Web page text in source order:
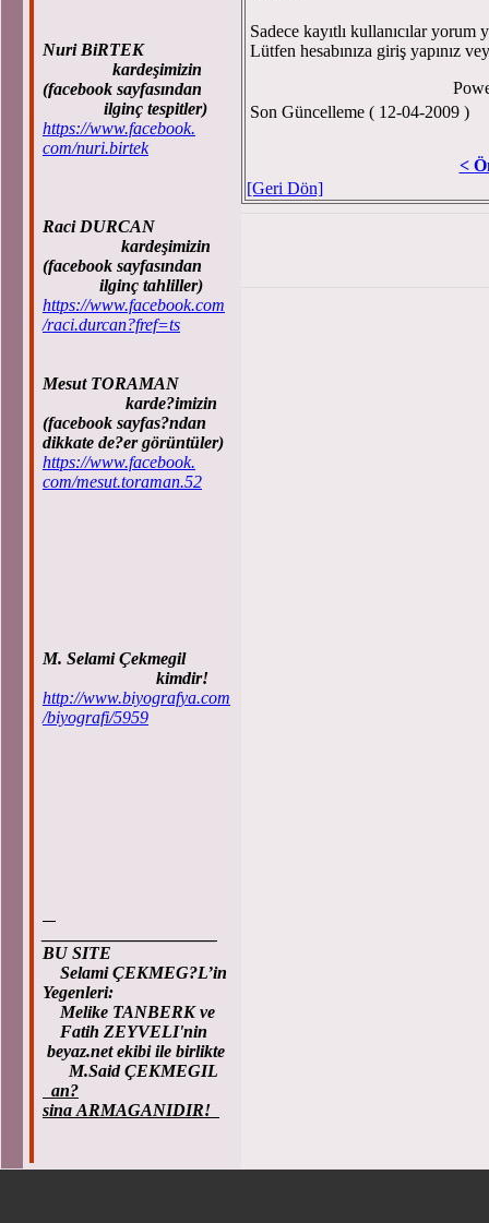
Nuri BiRTEK
kardeşimizin
(facebook sayfasından
ilginç tespitler)
https://www.facebook.
com/nuri.birtek
Raci DURCAN
kardeşimizin
(facebook sayfasından
ilginç tahliller)
https://www.facebook.com
/raci.durcan?fref=ts
Mesut TORAMAN
karde?imizin
(facebook sayfas?ndan
dikkate de?er görüntüler)
https://www.facebook.
com/mesut.toraman.52
M. Selami Çekmegil
kimdir!
http://www.biyografya.com
/biyografi/5959
BU SITE
Selami ÇEKMEG?L’in
Yegenleri:
Melike TANBERK ve
Fatih ZEYVELI'nin
beyaz.net ekibi ile birlikte
M.Said ÇEKMEGIL
an?
sina ARMAGANIDIR!
Sadece kayıtlı kullanıcılar yorum
Lütfen hesabınıza giriş yapınız
Son Güncelleme ( 12-04-2009 )
<
[Geri Dön]